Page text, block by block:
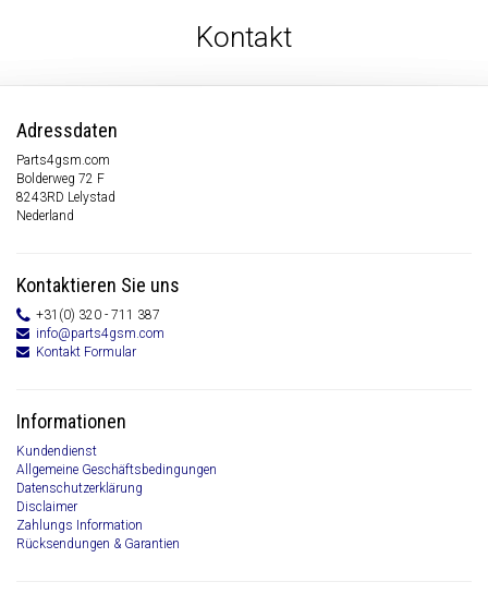
Kontakt
Adressdaten
Parts4gsm.com
Bolderweg 72 F
8243RD Lelystad
Nederland
Kontaktieren Sie uns
+31(0) 320 - 711 387
info@parts4gsm.com
Kontakt Formular
Informationen
Kundendienst
Allgemeine Geschäftsbedingungen
Datenschutzerklärung
Disclaimer
Zahlungs Information
Rücksendungen & Garantien